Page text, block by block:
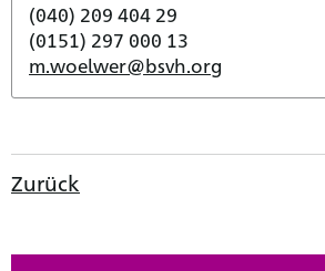
(040) 209 404 29
(0151) 297 000 13
m.woelwer@bsvh.org
Zurück